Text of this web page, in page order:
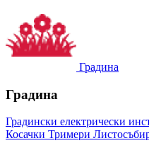
Градина
Градина
Градински електрически
Косачки Тримери